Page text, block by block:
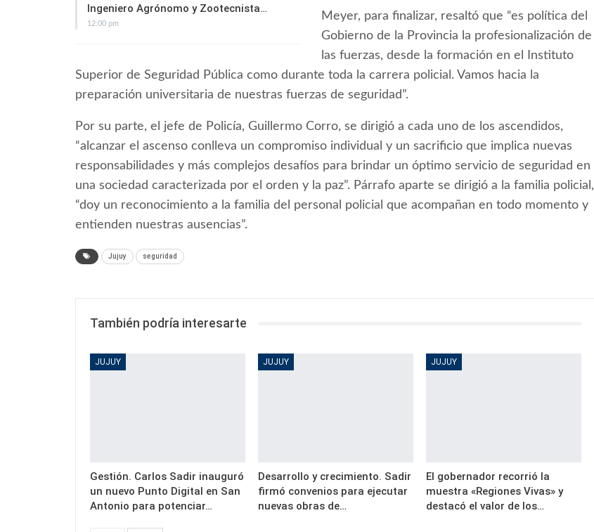
Ingeniero Agrónomo y Zootecnista…
12:00 pm
Meyer, para finalizar, resaltó que “es política del
Gobierno de la Provincia la profesionalización de
las fuerzas, desde la formación en el Instituto
Superior de Seguridad Pública como durante toda la carrera policial. Vamos hacia la
preparación universitaria de nuestras fuerzas de seguridad”.
Por su parte, el jefe de Policía, Guillermo Corro, se dirigió a cada uno de los ascendidos,
“alcanzar el ascenso conlleva un compromiso individual y un sacrificio que implica nuevas
responsabilidades y más complejos desafíos para brindar un óptimo servicio de seguridad en
una sociedad caracterizada por el orden y la paz”. Párrafo aparte se dirigió a la familia policial,
“doy un reconocimiento a la familia del personal policial que acompañan en todo momento y
entienden nuestras ausencias”.
Jujuy seguridad
También podría interesarte
JUJUY
Gestión. Carlos Sadir inauguró
un nuevo Punto Digital en San
Antonio para potenciar…
JUJUY
Desarrollo y crecimiento. Sadir
firmó convenios para ejecutar
nuevas obras de…
JUJUY
El gobernador recorrió la
muestra «Regiones Vivas» y
destacó el valor de los…